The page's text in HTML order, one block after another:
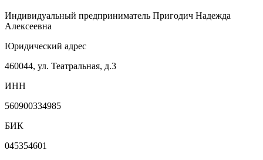
Индивидуальный предприниматель Пригодич Надежда
Алексеевна
Юридический адрес
460044, ул. Театральная, д.3
ИНН
560900334985
БИК
045354601